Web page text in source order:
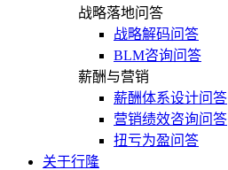
战略落地问答
战略解码问答
BLM咨询问答
薪酬与营销
薪酬体系设计问答
营销绩效咨询问答
扭亏为盈问答
关于行隆